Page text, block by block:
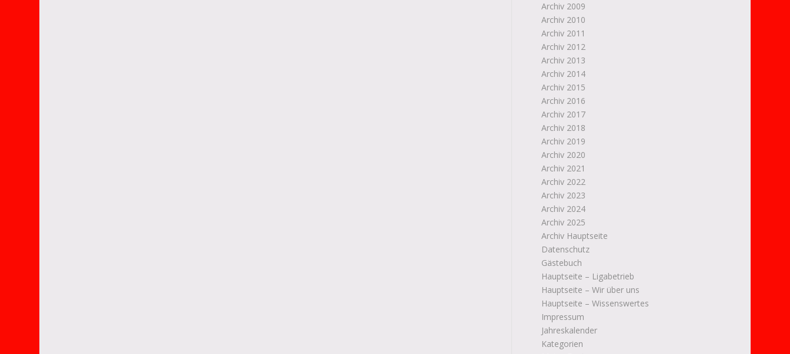
Archiv 2009
Archiv 2010
Archiv 2011
Archiv 2012
Archiv 2013
Archiv 2014
Archiv 2015
Archiv 2016
Archiv 2017
Archiv 2018
Archiv 2019
Archiv 2020
Archiv 2021
Archiv 2022
Archiv 2023
Archiv 2024
Archiv 2025
Archiv Hauptseite
Datenschutz
Gästebuch
Hauptseite – Ligabetrieb
Hauptseite – Wir über uns
Hauptseite – Wissenswertes
Impressum
Jahreskalender
Kategorien